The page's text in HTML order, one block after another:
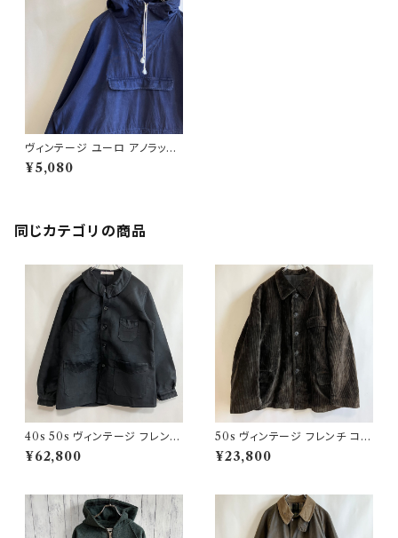
ヴィンテージ ユーロ アノラック
パーカー プルオーバー ユーロ
ワーク
¥5,080
同じカテゴリの商品
40s 50s ヴィンテージ フレンチ
Vポケ ブラックモールスキンジャ
ケット カバーオール
¥62,800
50s ヴィンテージ フレンチ コー
デュロイジャケット ビンテージ
ファーマーズジャケット
¥23,800